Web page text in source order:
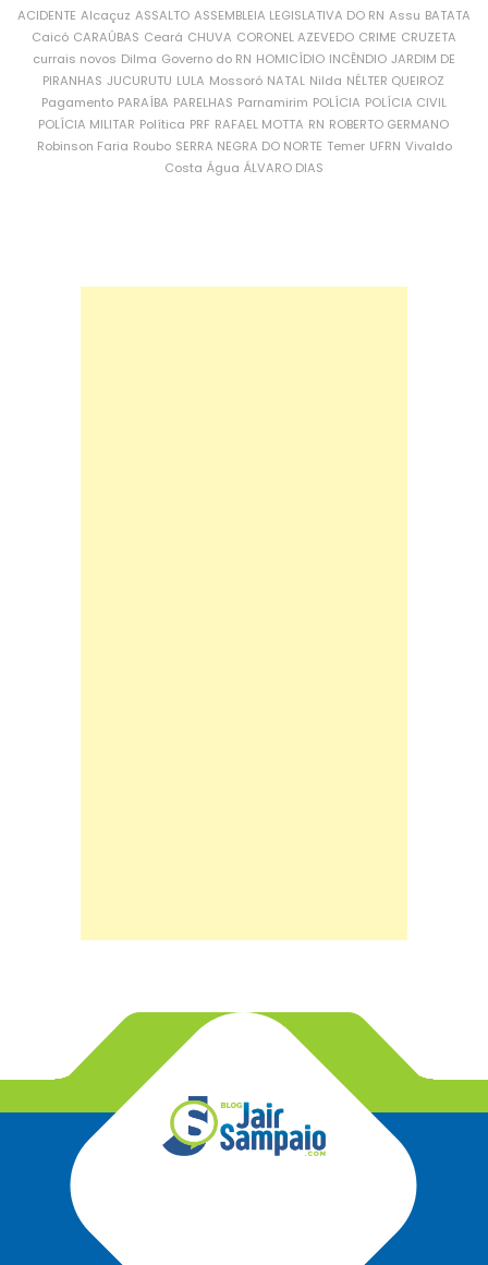
ACIDENTE Alcaçuz ASSALTO ASSEMBLEIA LEGISLATIVA DO RN Assu BATATA
Caicó CARAÚBAS Ceará CHUVA CORONEL AZEVEDO CRIME CRUZETA
currais novos Dilma Governo do RN HOMICÍDIO INCÊNDIO JARDIM DE
PIRANHAS JUCURUTU LULA Mossoró NATAL Nilda NÉLTER QUEIROZ
Pagamento PARAÍBA PARELHAS Parnamirim POLÍCIA POLÍCIA CIVIL
POLÍCIA MILITAR Política PRF RAFAEL MOTTA RN ROBERTO GERMANO
Robinson Faria Roubo SERRA NEGRA DO NORTE Temer UFRN Vivaldo
Costa Água ÁLVARO DIAS